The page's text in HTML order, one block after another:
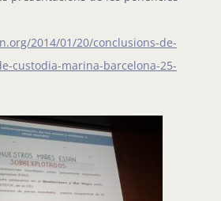
2014/01/20/conclusions-de-
custodia-marina-barcelona-25-